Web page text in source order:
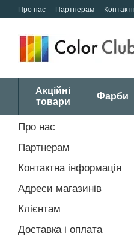
Перейти к основному контенту
Про нас Партнерам
Акційні
товари
Фарби
Про нас
Партнерам
Контактна інформація
Адреси магазинів
Клієнтам
Доставка і оплата